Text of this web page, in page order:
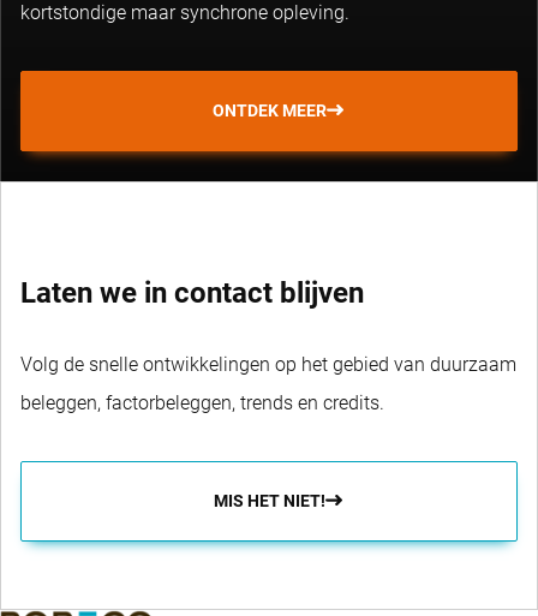
kortstondige maar synchrone opleving.
ONTDEK MEER
Laten we in contact blijven
Volg de snelle ontwikkelingen op het gebied van duurzaam
beleggen, factorbeleggen, trends en credits.
MIS HET NIET!